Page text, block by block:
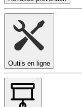
Outils en ligne